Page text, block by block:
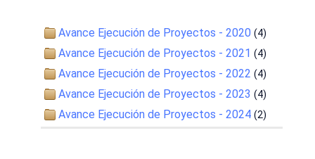
Avance Ejecución de Proyectos - 2020 (4)
Avance Ejecución de Proyectos - 2021 (4)
Avance Ejecución de Proyectos - 2022 (4)
Avance Ejecución de Proyectos - 2023 (4)
Avance Ejecución de Proyectos - 2024 (2)